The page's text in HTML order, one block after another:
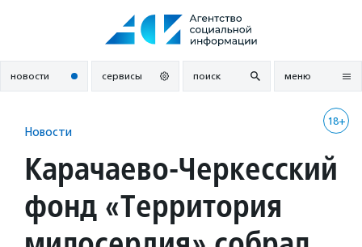
новости сервисы поиск меню
18+
Новости
Карачаево-Черкесский
фонд «Территория